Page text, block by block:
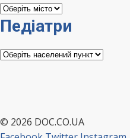
Терапевти
Педіатри
Педіатри
© 2026 DOC.CO.UA